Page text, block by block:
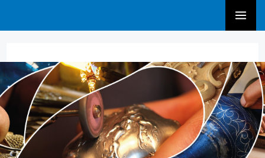
Art de la maison,Exposant 2022